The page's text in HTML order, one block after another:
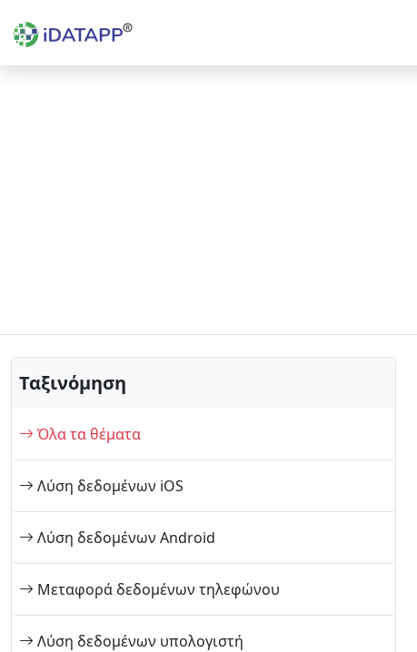
Ταξινόμηση
Όλα τα θέματα
Λύση δεδομένων iOS
Λύση δεδομένων Android
Μεταφορά δεδομένων τηλεφώνου
Λύση δεδομένων υπολογιστή